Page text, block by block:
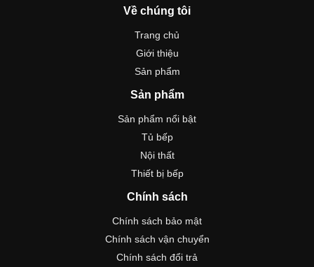
Về chúng tôi
Trang chủ
Giới thiệu
Sản phẩm
Sản phẩm
Sản phẩm nổi bật
Tủ bếp
Nội thất
Thiết bị bếp
Chính sách
Chính sách bảo mật
Chính sách vận chuyển
Chính sách đổi trả